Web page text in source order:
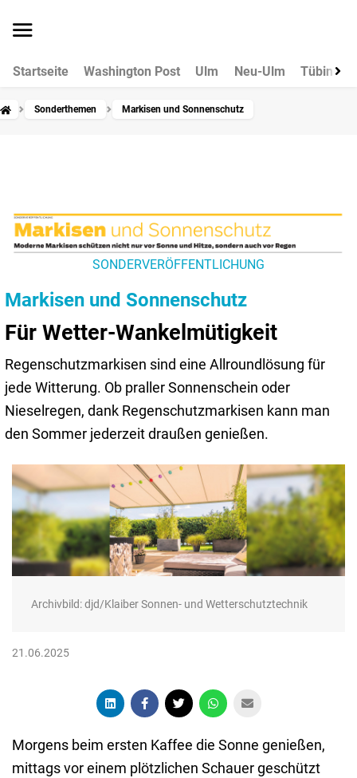
Startseite Washington Post Ulm Neu-Ulm Tübingen
Sonderthemen Markisen und Sonnenschutz
SONDERVERÖFFENTLICHUNG
Markisen und Sonnenschutz
Für Wetter-Wankelmütigkeit
Regenschutzmarkisen sind eine Allroundlösung für
jede Witterung. Ob praller Sonnenschein oder
Nieselregen, dank Regenschutzmarkisen kann man
den Sommer jederzeit draußen genießen.
Archivbild: djd/Klaiber Sonnen- und Wetterschutztechnik
21.06.2025
Morgens beim ersten Kaffee die Sonne genießen,
mittags vor einem plötzlichen Schauer geschützt